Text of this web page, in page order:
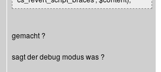
gemacht ?
sagt der debug modus was ?